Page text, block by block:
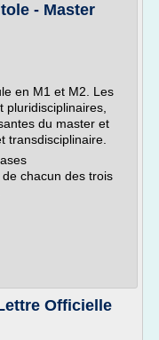
- Master
en M1 et M2. Les
du master et
transdisciplinaire.
chacun des trois
Officielle